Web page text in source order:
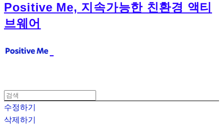
Positive Me, 지속가능한 친환경 액티
브웨어
수정하기
삭제하기